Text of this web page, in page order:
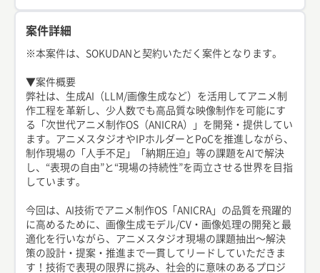
案件詳細
※本案件は、SOKUDANと契約いただく案件となります。
▼案件概要
弊社は、生成AI（LLM/画像生成など）を活用してアニメ制
作工程を革新し、少人数でも高品質な映像制作を可能にす
る「次世代アニメ制作OS（ANICRA）」を開発・提供してい
ます。アニメスタジオやIPホルダーとPoCを推進しながら、
制作現場の「人手不足」「納期圧迫」等の課題をAIで解決
し、“表現の自由”と“現場の持続性”を両立させる世界を目指
しています。
今回は、AI技術でアニメ制作OS「ANICRA」の品質を飛躍的
に高めるために、画像生成モデル/CV・画像処理の開発と最
適化を行いながら、アニメスタジオ現場の課題抽出〜解決
策の設計・提案・推進まで一貫してリードしていただきま
す！技術で表現の限界に挑み、社会的に意味のあるプロジ